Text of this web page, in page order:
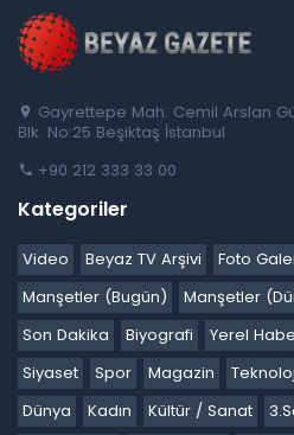
Gayrettepe Mah. Cemil Arslan
Blk. No:25 Beşiktaş İstanbul
+90 212 333 33 00
Kategoriler
Video Beyaz TV Arşivi Foto
Manşetler (Bugün)
Manşetler
Son Dakika
Biyografi Yerel
Siyaset
Spor Magazin
Dünya
Kadın Kültür / Sanat